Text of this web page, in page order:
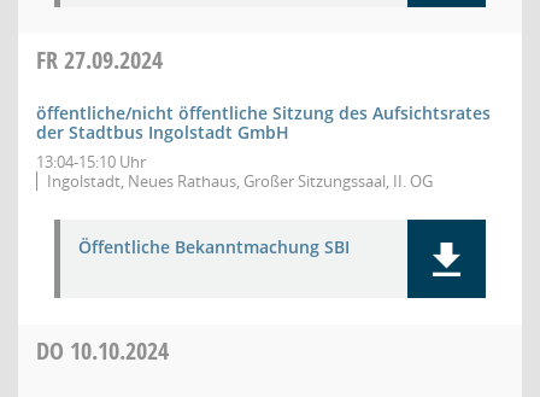
FR27.09.2024
öffentliche/nicht öffentliche Sitzung des Aufsichtsrates
der Stadtbus Ingolstadt GmbH
13:04-15:10 Uhr
Ingolstadt, Neues Rathaus, Großer Sitzungssaal, II. OG
Öffentliche Bekanntmachung SBI
DO 10.10.2024